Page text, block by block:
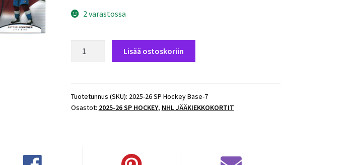
2 varastossa
Base
#5
Lisää ostoskoriin
Tuotetunnus (SKU): 2025-26 SP Hockey Base-7
Osastot: 2025-26 SP HOCKEY, NHL JÄÄKIEKKOKORTIT